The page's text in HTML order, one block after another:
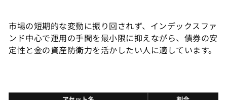
市場の短期的な変動に振り回されず、インデックスファ
ンド中心で運用の手間を最小限に抑えながら、債券の安
定性と金の資産防衛力を活かしたい人に適しています。